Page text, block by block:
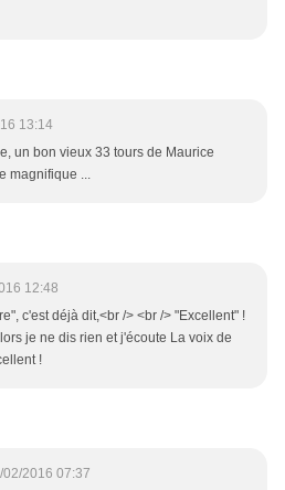
13:14
un bon vieux 33 tours de Maurice
magnifique ...
12:48
c'est déjà dit,<br /> <br /> "Excellent" !
je ne dis rien et j'écoute La voix de
!
02/2016 07:37